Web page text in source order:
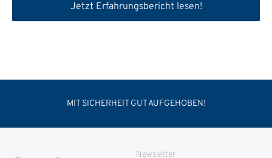
Jetzt Erfahrungsbericht lesen!
MIT SICHERHEIT GUT AUFGEHOBEN!
Newsletter